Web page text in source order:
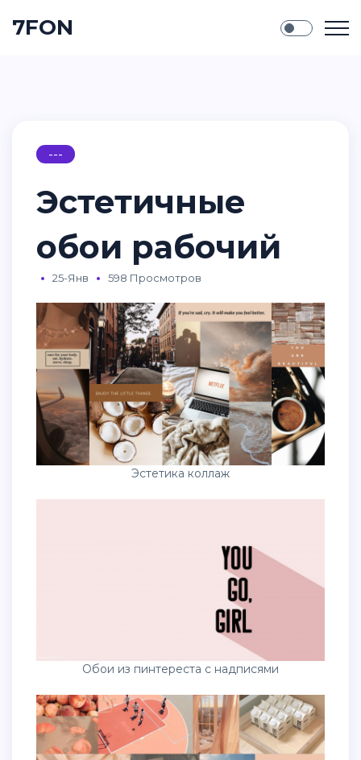
7FON
---
Эстетичные
обои рабочий
25-Янв 598 Просмотров
Эстетика коллаж
Обои из пинтереста с надписями